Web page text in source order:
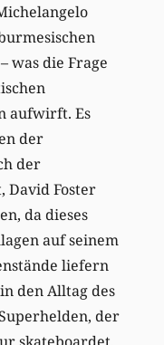
was die Frage
aufwirft. Es
der
der
David Foster
da dieses
auf seinem
liefern
den Alltag des
der